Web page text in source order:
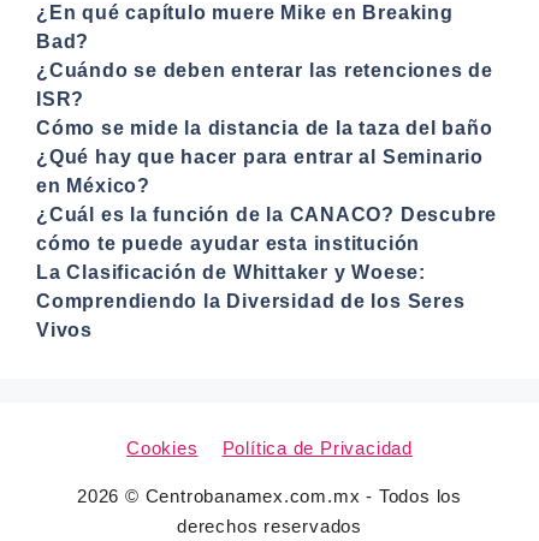
¿En qué capítulo muere Mike en Breaking
Bad?
¿Cuándo se deben enterar las retenciones de
ISR?
Cómo se mide la distancia de la taza del baño
¿Qué hay que hacer para entrar al Seminario
en México?
¿Cuál es la función de la CANACO? Descubre
cómo te puede ayudar esta institución
La Clasificación de Whittaker y Woese:
Comprendiendo la Diversidad de los Seres
Vivos
Cookies Política de Privacidad
2026 © Centrobanamex.com.mx - Todos los
derechos reservados